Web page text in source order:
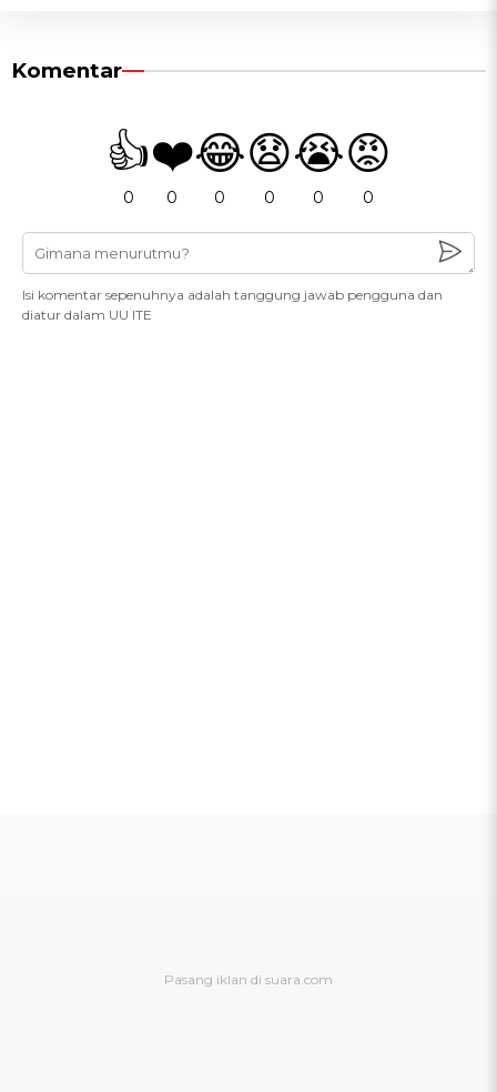
Komentar
👍
0
❤️
0
😂
0
😧
0
😭
0
😡
0
Isi komentar sepenuhnya adalah tanggung jawab pengguna dan
diatur dalam UU ITE